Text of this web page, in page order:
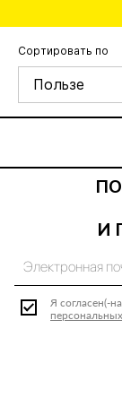
Сортировать по
Пользе
И
Я согласен(-